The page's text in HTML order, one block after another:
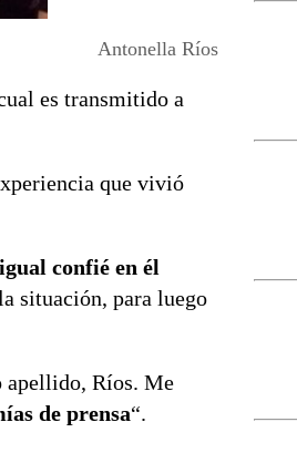
Antonella Ríos
es transmitido a
que vivió
confié en él
situación, para luego
apellido, Ríos. Me
de prensa“.